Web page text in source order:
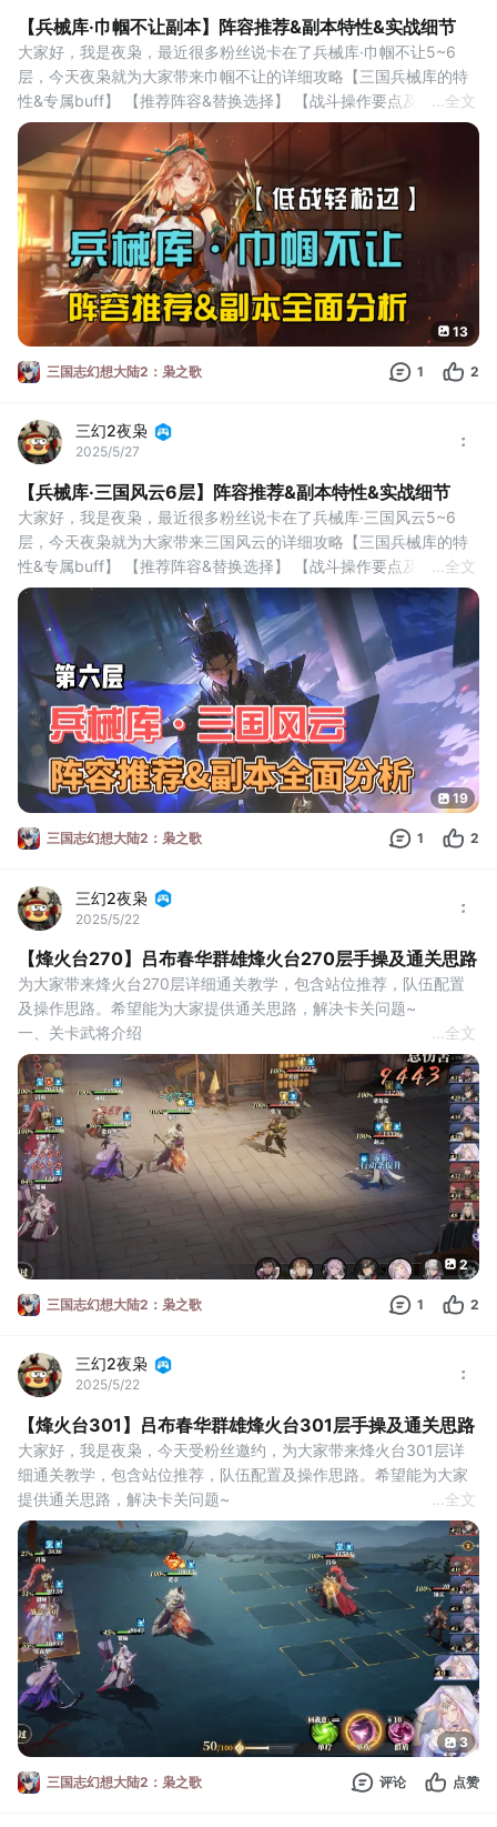
【兵械库·巾帼不让副本】阵容推荐&副本特性&实战细节
大家好，我是夜枭，最近很多粉丝说卡在了兵械库·巾帼不让5~6
层，今天夜枭就为大家带来巾帼不让的详细攻略【三国兵械库的特
性&专属buff】 【推荐阵容&替换选择】 【战斗操作要点及注意事
项】。
一、巾帼不让兵械库特性&专属buff
不同的兵械库都有各自不同的特性与buff，夜枭先以第六层为例为
大家介绍一下巾帼不让的兵械库特性，以及应对方法。
【风驰电掣】：当激活优势阵营后全队会获得速度加成：进入战斗
全文
13
三国志幻想大陆2：枭之歌 1 2
三幻2夜枭
2025/5/27
【兵械库·三国风云6层】阵容推荐&副本特性&实战细节
大家好，我是夜枭，最近很多粉丝说卡在了兵械库·三国风云5~6
层，今天夜枭就为大家带来三国风云的详细攻略【三国兵械库的特
性&专属buff】 【推荐阵容&替换选择】 【战斗操作要点及注意事
项】。
一、三国风云兵械库特性&专属buff
不同的兵械库都有各自不同的特性与buff，夜枭先以第六层为例为
大家介绍一下三国风云的兵械库特性，以及应对方法。
【风驰电掣】：当激活优势阵营后全队会获得速度加成：进入战斗
全文
19
三国志幻想大陆2：枭之歌 1 2
三幻2夜枭
2025/5/22
【烽火台270】吕布春华群雄烽火台270层手操及通关思路
为大家带来烽火台270层详细通关教学，包含站位推荐，队伍配置
及操作思路。希望能为大家提供通关思路，解决卡关问题~
一、关卡武将介绍
270层的守关武将是张飞关羽诸葛亮赵云，赵云一上来一定会先戳
你最下方的那一列，所以要单独放一个沙包放那给赵云戳，其他主C
武将站到上面两列。 但是比起赵云，其实关云的单体爆发伤害更头
疼，一不小心就会被秒。又或者被诸葛亮的全体aoe伤害炸一下。所
以此关除了技巧还是需要一定
全文
2
三国志幻想大陆2：枭之歌 1 2
三幻2夜枭
2025/5/22
【烽火台301】吕布春华群雄烽火台301层手操及通关思路
大家好，我是夜枭，今天受粉丝邀约，为大家带来烽火台301层详
细通关教学，包含站位推荐，队伍配置及操作思路。希望能为大家
提供通关思路，解决卡关问题~
一、关卡武将介绍
301层的守关武将是吕布加一个锤兵，吕布一上来会直接跳大秒杀
你的脆皮英雄，也是本关最难的点，所以建议大家打此关前，先把
所有潜能点重置，全加在伤害减免上。只要撑住吕布一个大，后续
让奶妈慢慢奶回来，就简单很多了。
二、战斗细节
1）站位推
全文
3
三国志幻想大陆2：枭之歌 评论 点赞